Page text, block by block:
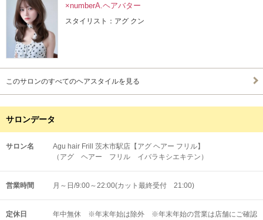
×numberA.ヘアバター
スタイリスト：アグ クン
このサロンのすべてのヘアスタイルを見る
サロンデータ
サロン名
Agu hair Frill 茨木市駅店【アグ ヘアー フリル】
（アグ ヘアー フリル イバラキシエキテン）
営業時間 月～日/9:00～22:00(カット最終受付 21:00)
定休日
年中無休 ※年末年始は除外 ※年末年始の営業は店舗にご確認